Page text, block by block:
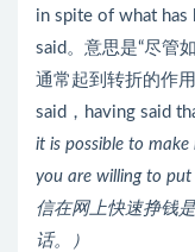
in spite of what has
said。意思是“尽管
通常起到转折的作
said，having said
it is possible to
you are willing to
信在网上快速挣钱
话。）